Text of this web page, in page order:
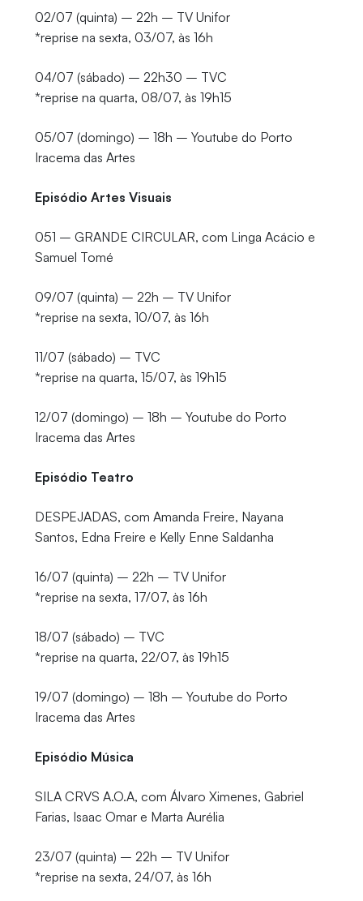
02/07 (quinta) – 22h – TV Unifor
*reprise na sexta, 03/07, às 16h
04/07 (sábado) – 22h30 – TVC
*reprise na quarta, 08/07, às 19h15
05/07 (domingo) – 18h – Youtube do Porto
Iracema das Artes
Episódio Artes Visuais
051 – GRANDE CIRCULAR, com Linga Acácio e
Samuel Tomé
09/07 (quinta) – 22h – TV Unifor
*reprise na sexta, 10/07, às 16h
11/07 (sábado) – TVC
*reprise na quarta, 15/07, às 19h15
12/07 (domingo) – 18h – Youtube do Porto
Iracema das Artes
Episódio Teatro
DESPEJADAS, com Amanda Freire, Nayana
Santos, Edna Freire e Kelly Enne Saldanha
16/07 (quinta) – 22h – TV Unifor
*reprise na sexta, 17/07, às 16h
18/07 (sábado) – TVC
*reprise na quarta, 22/07, às 19h15
19/07 (domingo) – 18h – Youtube do Porto
Iracema das Artes
Episódio Música
SILA CRVS A.O.A, com Álvaro Ximenes, Gabriel
Farias, Isaac Omar e Marta Aurélia
23/07 (quinta) – 22h – TV Unifor
*reprise na sexta, 24/07, às 16h